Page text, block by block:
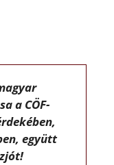
a CÖF-
együtt